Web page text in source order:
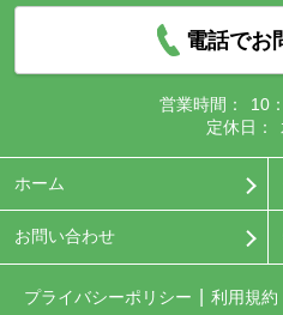
電話でお
営業時間：
10
定休日：
ホーム
お問い合わせ
プライバシーポリシー 利用規約